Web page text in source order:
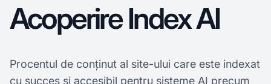
Acoperire Index AI
Procentul de conținut al site-ului care este indexat
cu succes și accesibil pentru sisteme AI precum